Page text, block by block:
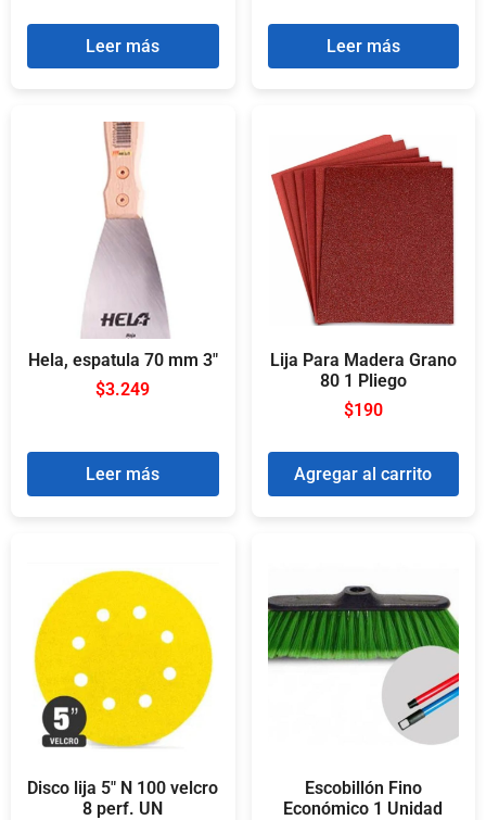
Leer más Leer más
Hela, espatula 70 mm 3″
$3.249
Leer más
Lija Para Madera Grano
80 1 Pliego
$190
Agregar al carrito
Disco lija 5″ N 100 velcro
8 perf. UN
Escobillón Fino
Económico 1 Unidad